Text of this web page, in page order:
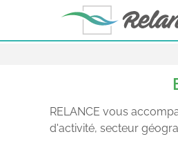
RELANCE vous
d'activité, secteur